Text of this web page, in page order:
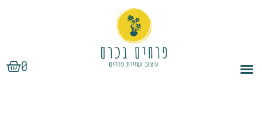
0
עגלת